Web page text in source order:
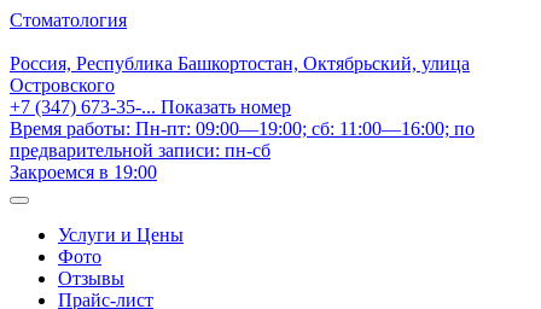
Стоматология
Россия, Республика Башкортостан, Октябрьский, улица
Островского
+7 (347) 673-35-... Показать номер
Время работы: Пн-пт: 09:00—19:00; сб: 11:00—16:00; по
предварительной записи: пн-сб
Закроемся в 19:00
Услуги и Цены
Фото
Отзывы
Прайс-лист